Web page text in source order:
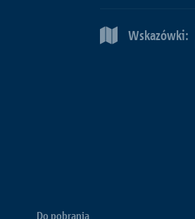
Wskazówki:
Do pobrania